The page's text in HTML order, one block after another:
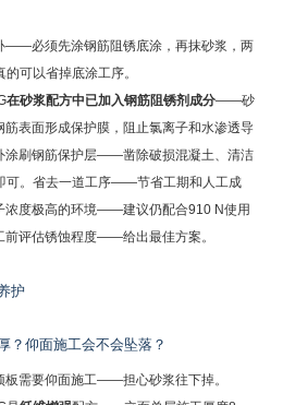
——必须先涂钢筋阻锈底涂，再抹砂浆，两
可以省掉底涂工序。
在砂浆配方中已加入钢筋阻锈剂成分——砂
表面形成保护膜，阻止氯离子和水渗透导
涂刷钢筋保护层——凿除破损混凝土、清洁
可。省去一道工序——节省工期和人工成
浓度极高的环境——建议仍配合910 N使用
前评估锈蚀程度——给出最佳方案。
护
？仰面施工会不会坠落？
板需要仰面施工——担心砂浆往下掉。